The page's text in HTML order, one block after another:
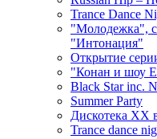
Trance Dance
"Молодежка",
"Интонация"
Открытие
"Конан и шоу
Black Star inc.
Summer Party
Дискотека ХХ
Trance dance